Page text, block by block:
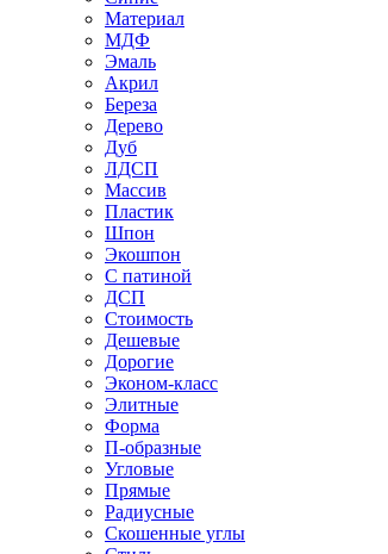
Материал
МДФ
Эмаль
Акрил
Береза
Дерево
Дуб
ЛДСП
Массив
Пластик
Шпон
Экошпон
С патиной
ДСП
Стоимость
Дешевые
Дорогие
Эконом-класс
Элитные
Форма
П-образные
Угловые
Прямые
Радиусные
Скошенные углы